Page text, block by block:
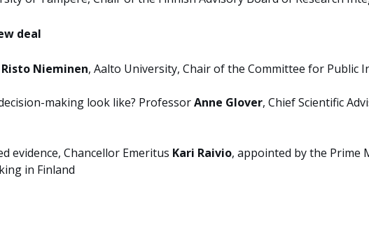
deal
Risto Nieminen, Aalto University, Chair of the Committee for Public
making look like? ProfessorAnne Glover, Chief Scientific
evidence, Chancellor Emeritus Kari Raivio, appointed by the Prime
in Finland